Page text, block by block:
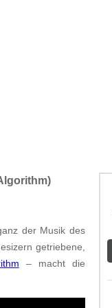
der Musik des
getriebene,
– macht die